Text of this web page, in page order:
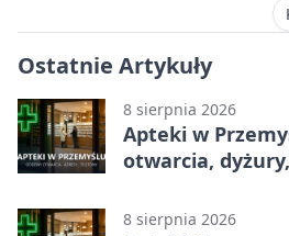
Ostatnie Artykuły
8 sierpnia 2026
Apteki w
otwarcia,
8 sierpnia 2026